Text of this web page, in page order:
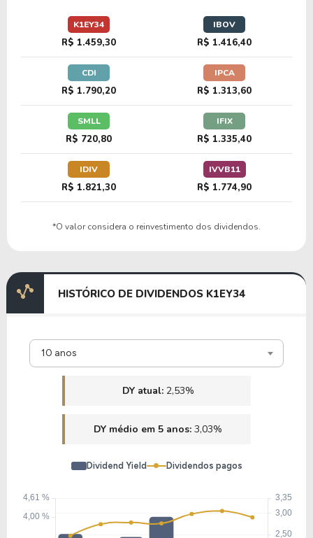
8,31 9,09%
12,00 12,03%
18,05 3,64 20,15% 0,76%
M1TB34
1,64%
K1EY34
R$ 1.459,30
IBOV
R$ 1.416,40
CDI
R$ 1.790,20
IPCA
R$ 1.313,60
SMLL
R$ 720,80
IFIX
R$ 1.335,40
IDIV
R$ 1.821,30
IVVB11
R$ 1.774,90
*O valor considera o reinvestimento dos dividendos.
HISTÓRICO DE DIVIDENDOS K1EY34
10 anos
DY atual: 2,53%
DY médio em 5 anos: 3,03%
Dividend Yield Dividendos pagos